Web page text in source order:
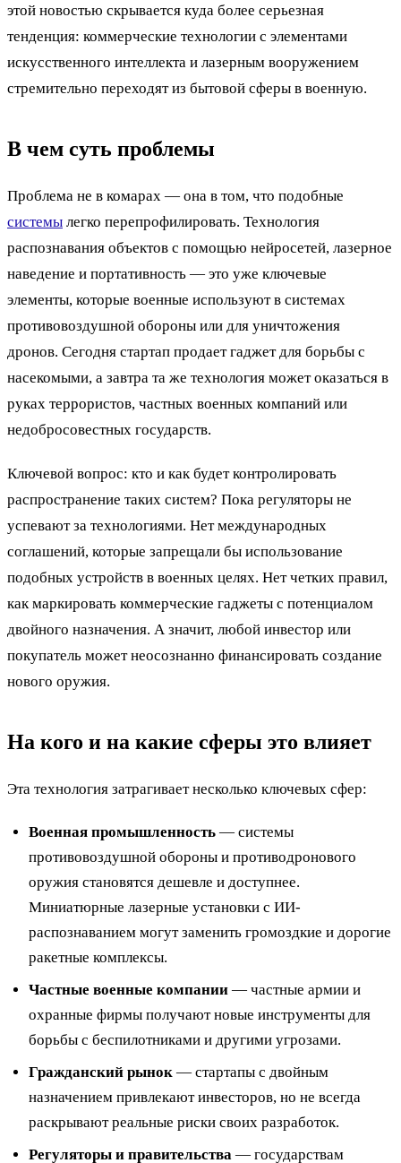
этой новостью скрывается куда более серьезная
тенденция: коммерческие технологии с элементами
искусственного интеллекта и лазерным вооружением
стремительно переходят из бытовой сферы в военную.
В чем суть проблемы
Проблема не в комарах — она в том, что подобные
системы легко перепрофилировать. Технология
распознавания объектов с помощью нейросетей, лазерное
наведение и портативность — это уже ключевые
элементы, которые военные используют в системах
противовоздушной обороны или для уничтожения
дронов. Сегодня стартап продает гаджет для борьбы с
насекомыми, а завтра та же технология может оказаться в
руках террористов, частных военных компаний или
недобросовестных государств.
Ключевой вопрос: кто и как будет контролировать
распространение таких систем? Пока регуляторы не
успевают за технологиями. Нет международных
соглашений, которые запрещали бы использование
подобных устройств в военных целях. Нет четких правил,
как маркировать коммерческие гаджеты с потенциалом
двойного назначения. А значит, любой инвестор или
покупатель может неосознанно финансировать создание
нового оружия.
На кого и на какие сферы это влияет
Эта технология затрагивает несколько ключевых сфер:
Военная промышленность — системы
противовоздушной обороны и противодронового
оружия становятся дешевле и доступнее.
Миниатюрные лазерные установки с ИИ-
распознаванием могут заменить громоздкие и дорогие
ракетные комплексы.
Частные военные компании — частные армии и
охранные фирмы получают новые инструменты для
борьбы с беспилотниками и другими угрозами.
Гражданский рынок — стартапы с двойным
назначением привлекают инвесторов, но не всегда
раскрывают реальные риски своих разработок.
Регуляторы и правительства — государствам